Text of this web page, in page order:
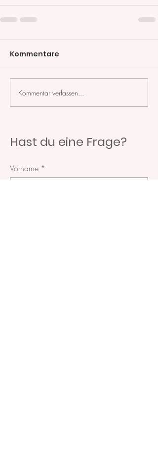
Kommentare
Kommentar verfassen...
Hast du eine Frage?
Vorname *